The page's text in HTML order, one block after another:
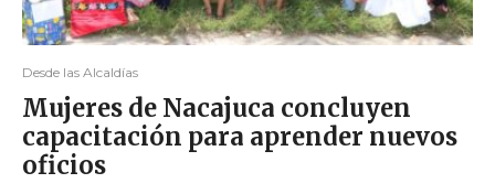
Desde las Alcaldías
Mujeres de Nacajuca concluyen
capacitación para aprender nuevos
oficios